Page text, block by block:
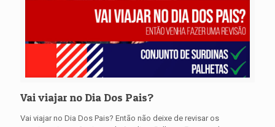
Vai viajar no Dia Dos Pais?
Vai viajar no Dia Dos Pais? Então não deixe de revisar os